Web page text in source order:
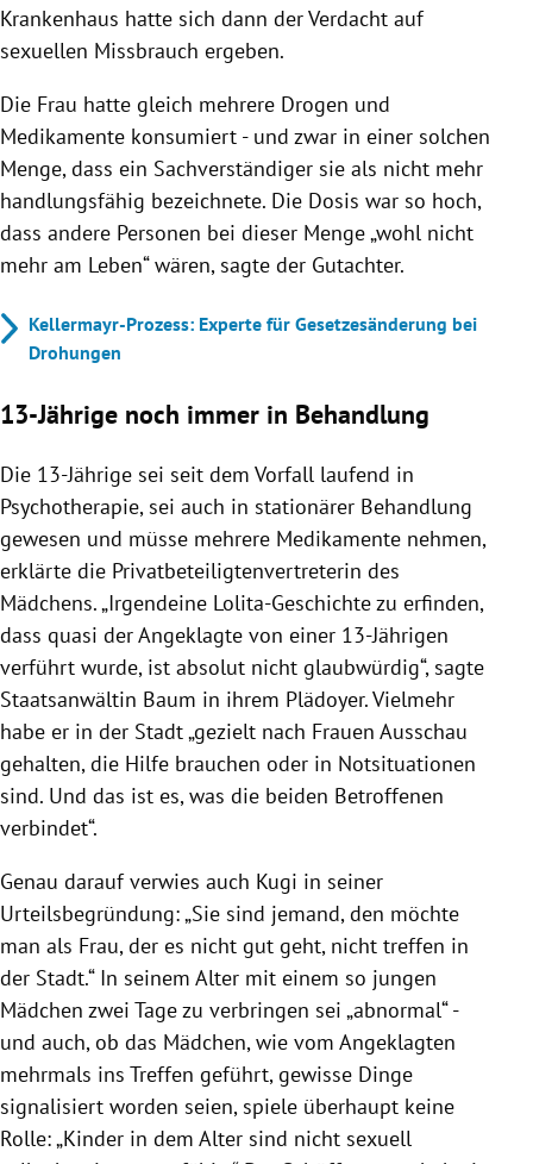
Krankenhaus hatte sich dann der Verdacht auf
sexuellen Missbrauch ergeben.
Die Frau hatte gleich mehrere Drogen und
Medikamente konsumiert - und zwar in einer solchen
Menge, dass ein Sachverständiger sie als nicht mehr
handlungsfähig bezeichnete. Die Dosis war so hoch,
dass andere Personen bei dieser Menge „wohl nicht
mehr am Leben“ wären, sagte der Gutachter.
Kellermayr-Prozess: Experte für Gesetzesänderung bei
Drohungen
13-Jährige noch immer in Behandlung
Die 13-Jährige sei seit dem Vorfall laufend in
Psychotherapie, sei auch in stationärer Behandlung
gewesen und müsse mehrere Medikamente nehmen,
erklärte die Privatbeteiligtenvertreterin des
Mädchens. „Irgendeine Lolita-Geschichte zu erfinden,
dass quasi der Angeklagte von einer 13-Jährigen
verführt wurde, ist absolut nicht glaubwürdig“, sagte
Staatsanwältin Baum in ihrem Plädoyer. Vielmehr
habe er in der Stadt „gezielt nach Frauen Ausschau
gehalten, die Hilfe brauchen oder in Notsituationen
sind. Und das ist es, was die beiden Betroffenen
verbindet“.
Genau darauf verwies auch Kugi in seiner
Urteilsbegründung: „Sie sind jemand, den möchte
man als Frau, der es nicht gut geht, nicht treffen in
der Stadt.“ In seinem Alter mit einem so jungen
Mädchen zwei Tage zu verbringen sei „abnormal“ -
und auch, ob das Mädchen, wie vom Angeklagten
mehrmals ins Treffen geführt, gewisse Dinge
signalisiert worden seien, spiele überhaupt keine
Rolle: „Kinder in dem Alter sind nicht sexuell